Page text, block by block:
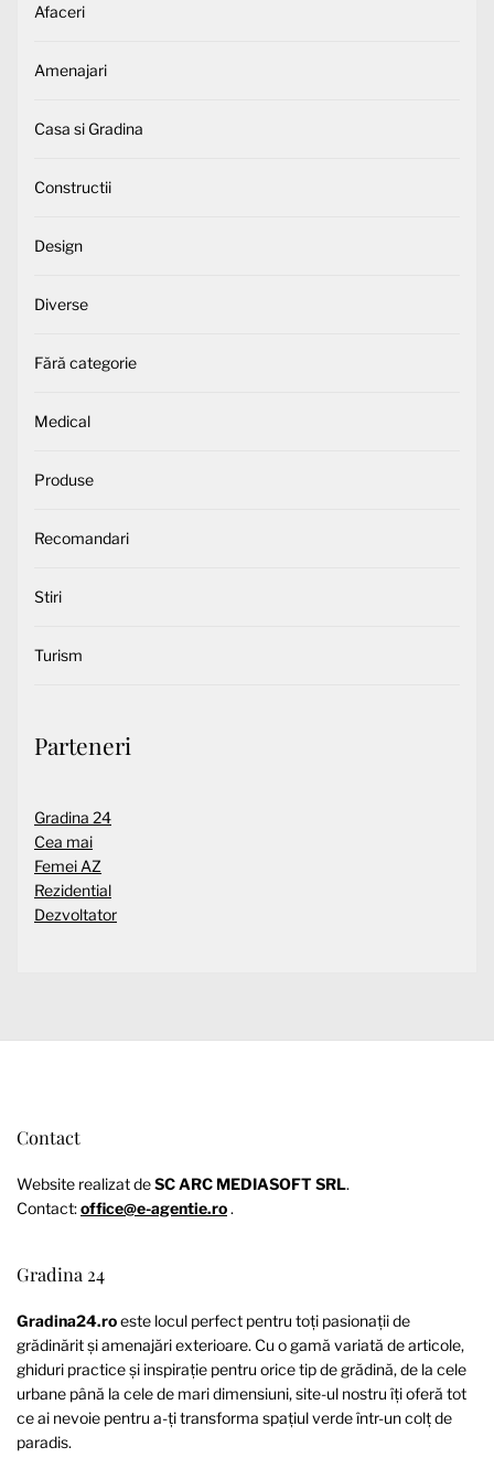
Afaceri
Amenajari
Casa si Gradina
Constructii
Design
Diverse
Fără categorie
Medical
Produse
Recomandari
Stiri
Turism
Parteneri
Gradina 24
Cea mai
Femei AZ
Rezidential
Dezvoltator
Contact
Website realizat deSC ARC MEDIASOFT SRL.
Contact:office@e-agentie.ro.
Gradina 24
Gradina24.roeste locul perfect pentru toți pasionații de
grădinărit și amenajări exterioare. Cu o gamă variată de articole,
ghiduri practice și inspirație pentru orice tip de grădină, de la cele
urbane până la cele de mari dimensiuni, site-ul nostru îți oferă tot
ce ai nevoie pentru a-ți transforma spațiul verde într-un colț de
paradis.